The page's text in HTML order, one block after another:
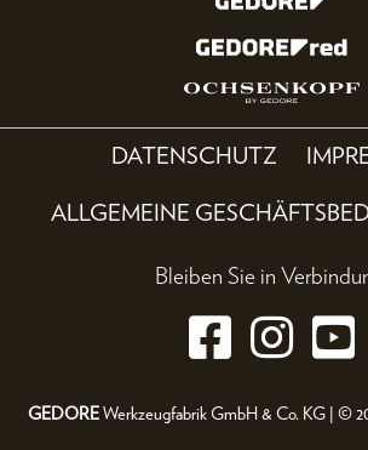
DATENSCHUTZ
ALLGEMEINE
Bleiben Sie in
GEDOREWerkzeugfabrik GmbH & Co. KG | ©